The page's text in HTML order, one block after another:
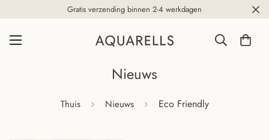
Gratis verzending binnen 2-4 werkdagen
Nieuws
Thuis Nieuws Eco Friendly